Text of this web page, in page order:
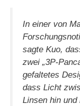
In einer von
sagte Kuo,
zwei „3P-
gefaltetes
dass Licht
Linsen hin